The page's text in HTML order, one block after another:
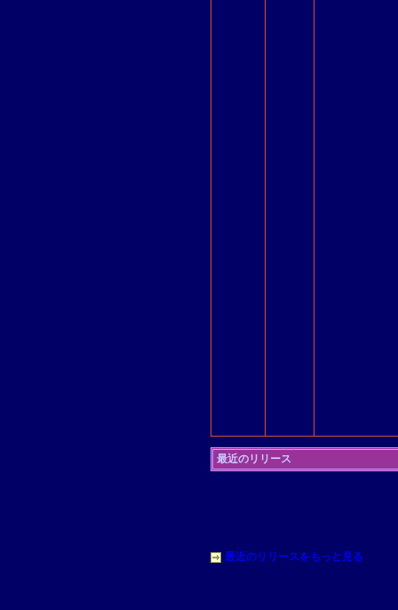
最近のリリース
最近のリリースをもっと見る